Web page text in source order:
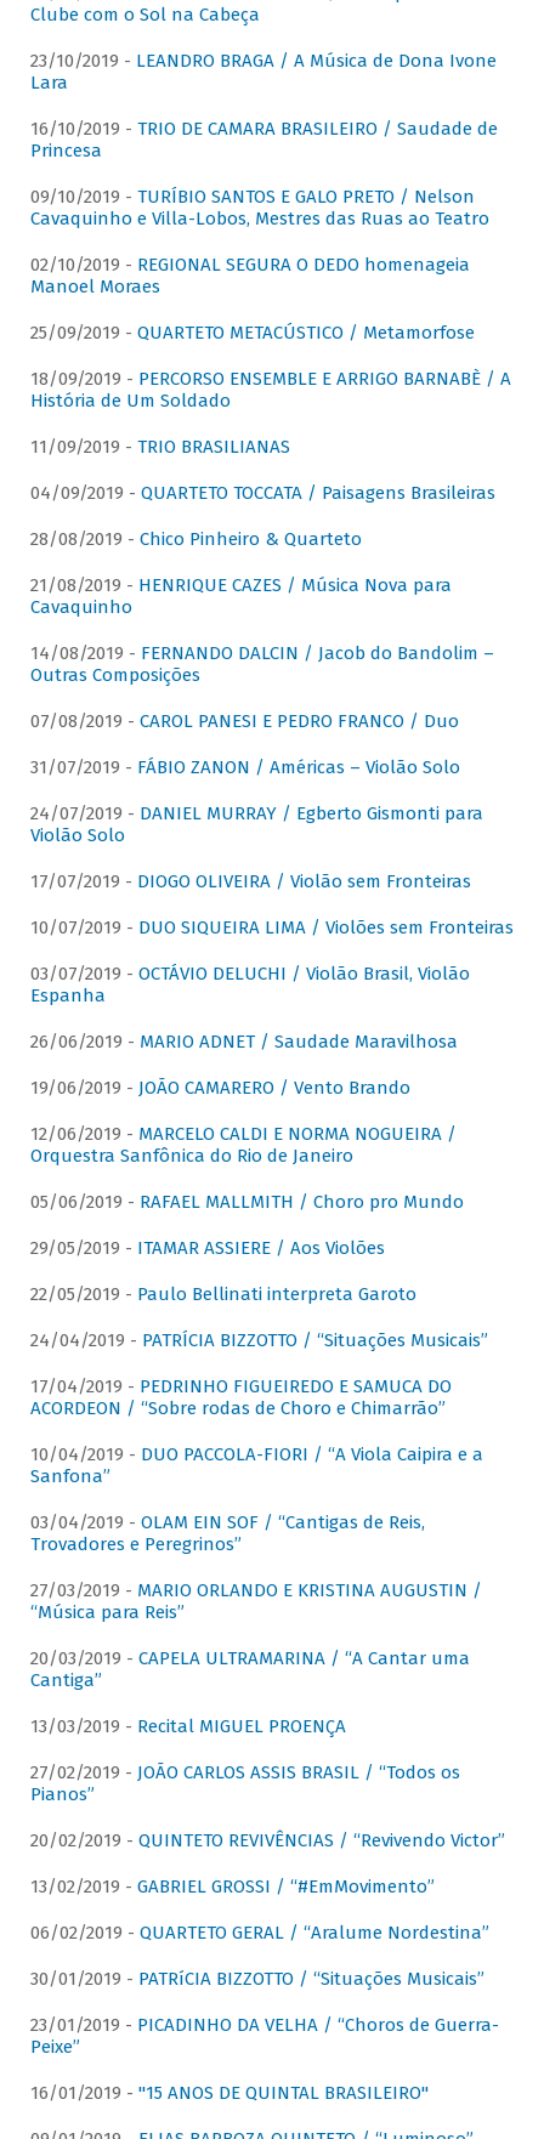
Clube com o Sol na Cabeça
23/10/2019 - LEANDRO BRAGA / A Música de Dona Ivone
Lara
16/10/2019 - TRIO DE CAMARA BRASILEIRO / Saudade de
Princesa
09/10/2019 - TURÍBIO SANTOS E GALO PRETO / Nelson
Cavaquinho e Villa-Lobos, Mestres das Ruas ao Teatro
02/10/2019 - REGIONAL SEGURA O DEDO homenageia
Manoel Moraes
25/09/2019 - QUARTETO METACÚSTICO / Metamorfose
18/09/2019 - PERCORSO ENSEMBLE E ARRIGO BARNABÈ / A
História de Um Soldado
11/09/2019 - TRIO BRASILIANAS
04/09/2019 - QUARTETO TOCCATA / Paisagens Brasileiras
28/08/2019 - Chico Pinheiro & Quarteto
21/08/2019 - HENRIQUE CAZES / Música Nova para
Cavaquinho
14/08/2019 - FERNANDO DALCIN / Jacob do Bandolim –
Outras Composições
07/08/2019 - CAROL PANESI E PEDRO FRANCO / Duo
31/07/2019 - FÁBIO ZANON / Américas – Violão Solo
24/07/2019 - DANIEL MURRAY / Egberto Gismonti para
Violão Solo
17/07/2019 - DIOGO OLIVEIRA / Violão sem Fronteiras
10/07/2019 - DUO SIQUEIRA LIMA / Violões sem Fronteiras
03/07/2019 - OCTÁVIO DELUCHI / Violão Brasil, Violão
Espanha
26/06/2019 - MARIO ADNET / Saudade Maravilhosa
19/06/2019 - JOÃO CAMARERO / Vento Brando
12/06/2019 - MARCELO CALDI E NORMA NOGUEIRA /
Orquestra Sanfônica do Rio de Janeiro
05/06/2019 - RAFAEL MALLMITH / Choro pro Mundo
29/05/2019 - ITAMAR ASSIERE / Aos Violões
22/05/2019 - Paulo Bellinati interpreta Garoto
24/04/2019 - PATRÍCIA BIZZOTTO / “Situações Musicais”
17/04/2019 - PEDRINHO FIGUEIREDO E SAMUCA DO
ACORDEON / “Sobre rodas de Choro e Chimarrão”
10/04/2019 - DUO PACCOLA-FIORI / “A Viola Caipira e a
Sanfona”
03/04/2019 - OLAM EIN SOF / “Cantigas de Reis,
Trovadores e Peregrinos”
27/03/2019 - MARIO ORLANDO E KRISTINA AUGUSTIN /
“Música para Reis”
20/03/2019 - CAPELA ULTRAMARINA / “A Cantar uma
Cantiga”
13/03/2019 - Recital MIGUEL PROENÇA
27/02/2019 - JOÃO CARLOS ASSIS BRASIL / “Todos os
Pianos”
20/02/2019 - QUINTETO REVIVÊNCIAS / “Revivendo Victor”
13/02/2019 - GABRIEL GROSSI / “#EmMovimento”
06/02/2019 - QUARTETO GERAL / “Aralume Nordestina”
30/01/2019 - PATRíCIA BIZZOTTO / “Situações Musicais”
23/01/2019 - PICADINHO DA VELHA / “Choros de Guerra-
Peixe”
16/01/2019 - "15 ANOS DE QUINTAL BRASILEIRO"